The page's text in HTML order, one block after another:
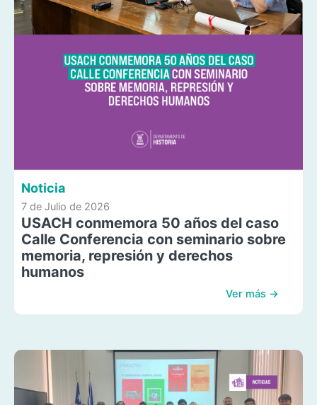
Noticia
7 de Julio de 2026
USACH conmemora 50 años del caso
Calle Conferencia con seminario sobre
memoria, represión y derechos
humanos
Ver más →